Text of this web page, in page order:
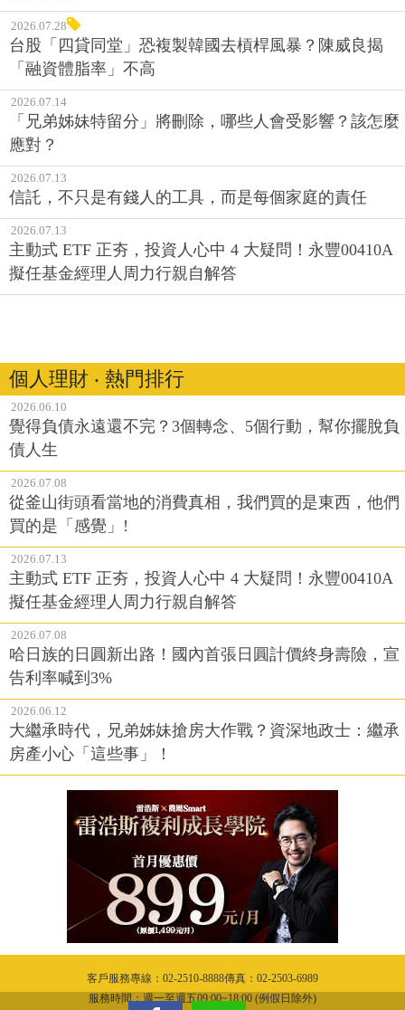
2026.07.28
台股「四貸同堂」恐複製韓國去槓桿風暴？陳威良揭
「融資體脂率」不高
2026.07.14
「兄弟姊妹特留分」將刪除，哪些人會受影響？該怎麼
應對？
2026.07.13
信託，不只是有錢人的工具，而是每個家庭的責任
2026.07.13
主動式 ETF 正夯，投資人心中 4 大疑問！永豐00410A
擬任基金經理人周力行親自解答
個人理財 ‧ 熱門排行
2026.06.10
覺得負債永遠還不完？3個轉念、5個行動，幫你擺脫負
債人生
2026.07.08
從釜山街頭看當地的消費真相，我們買的是東西，他們
買的是「感覺」!
2026.07.13
主動式 ETF 正夯，投資人心中 4 大疑問！永豐00410A
擬任基金經理人周力行親自解答
2026.07.08
哈日族的日圓新出路！國內首張日圓計價終身壽險，宣
告利率喊到3%
2026.06.12
大繼承時代，兄弟姊妹搶房大作戰？資深地政士：繼承
房產小心「這些事」！
客戶服務專線：02-2510-8888傳真：02-2503-6989
服務時間：週一至週五09:00~18:00 (例假日除外)